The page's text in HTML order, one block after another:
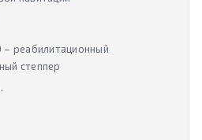
– реабилитационный
степпер